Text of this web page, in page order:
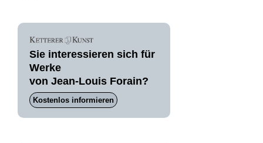
Sie interessieren sich für
Werke
von Jean-Louis Forain?
Kostenlos informieren